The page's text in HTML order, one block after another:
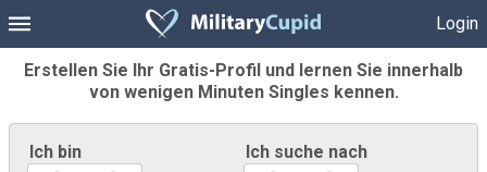
Login
Erstellen Sie Ihr Gratis-Profil und lernen Sie innerhalb
von wenigen Minuten Singles kennen.
Ich bin Ich suche nach